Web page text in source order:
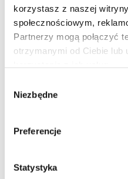
korzystasz z naszej
społecznościowym,
Partnerzy mogą połączyć
otrzymanymi od Ciebie lub
zgody
Niezbędne
Preferencje
Statystyka
Toy Story 5
Zabawki powracają w filmie
którym na scenę wkracza
reszta ekipy mają trudne
Stanton, współreżyserem
Collins. Premiera „Toy Story
czerwca.